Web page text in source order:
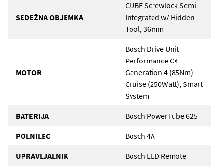
SEDEŽNA OBJEMKA
CUBE Screwlock Semi
Integrated w/ Hidden
Tool, 36mm
MOTOR
Bosch Drive Unit
Performance CX
Generation 4 (85Nm)
Cruise (250Watt), Smart
System
BATERIJA Bosch PowerTube 625
POLNILEC Bosch 4A
UPRAVLJALNIK Bosch LED Remote